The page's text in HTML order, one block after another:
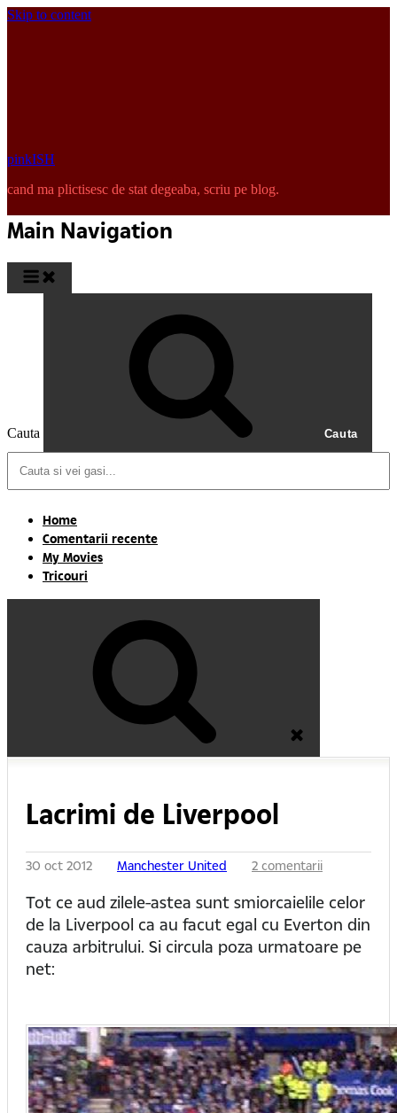
Skip to content
pinkISH
cand ma plictisesc de stat degeaba, scriu pe blog.
Main Navigation
Cauta Cauta
Home
Comentarii recente
My Movies
Tricouri
Lacrimi de Liverpool
30 oct 2012 Manchester United 2 comentarii
Tot ce aud zilele-astea sunt smiorcaielile celor
de la Liverpool ca au facut egal cu Everton din
cauza arbitrului. Si circula poza urmatoare pe
net: